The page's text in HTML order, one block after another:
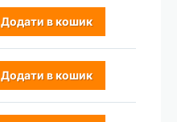
Додати в кошик
Додати в кошик